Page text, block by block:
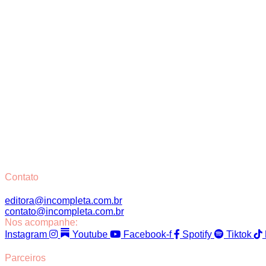
Contato
editora@incompleta.com.br
contato@incompleta.com.br
Nos acompanhe:
Instagram
Youtube Facebook-f Spotify Tiktok
Parceiros